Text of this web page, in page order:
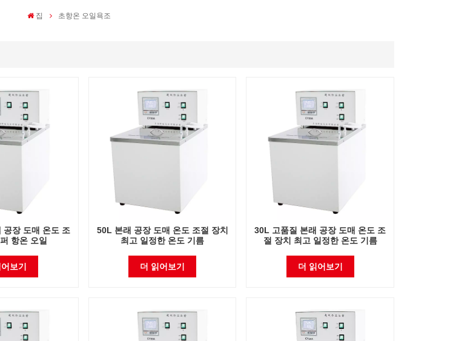
집 초항온 오일욕조
공장 도매 온도 조
항온 오일
보기
50L 본래 공장 도매 온도 조절 장치
최고 일정한 온도 기름
더 읽어보기
30L 고품질 본래 공장 도매 온도 조
절 장치 최고 일정한 온도 기름
더 읽어보기